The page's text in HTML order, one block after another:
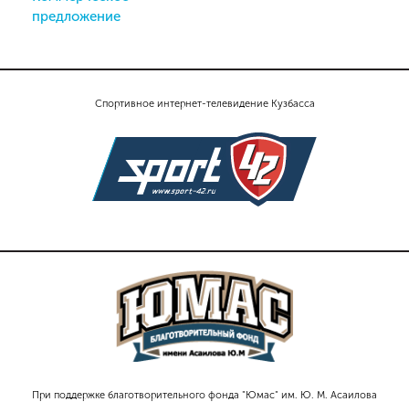
Спортивное интернет-телевидение Кузбасса
При поддержке благотворительного фонда "Юмас" им. Ю. М. Асаилова
предложение